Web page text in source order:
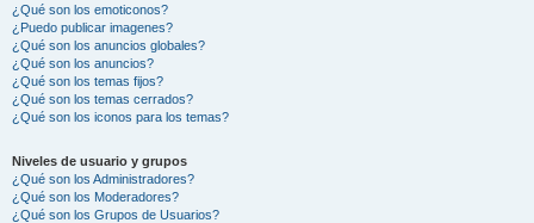
¿Qué son los emoticonos?
¿Puedo publicar imagenes?
¿Qué son los anuncios globales?
¿Qué son los anuncios?
¿Qué son los temas fijos?
¿Qué son los temas cerrados?
¿Qué son los iconos para los temas?
Niveles de usuario y grupos
¿Qué son los Administradores?
¿Qué son los Moderadores?
¿Qué son los Grupos de Usuarios?